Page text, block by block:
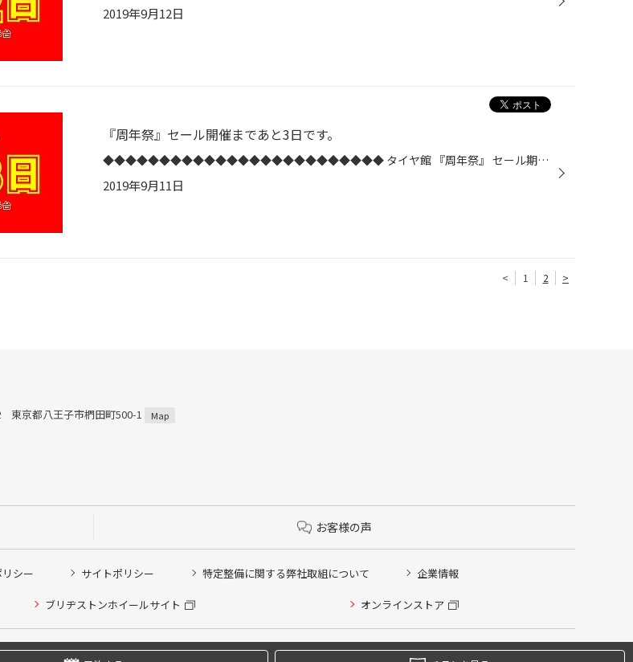
2019年9月12日
『周年祭』セール開催まであと3日です。
◆◆◆◆◆◆◆◆◆◆◆◆◆◆◆◆◆◆◆◆◆◆◆◆◆ タイヤ館 『周年祭』 セール期間：9月14日(土)～9月30日(月)◆◆◆◆◆◆◆◆◆◆◆◆◆◆◆◆◆◆◆◆◆◆◆◆◆ いつも当店をご愛顧いただき、誠にありがとうございます。この度、日頃の感謝を込めて『周年祭』を開催いたします。周年祭限定特典《ご来店プレゼント》《ご購入プレゼ...
2019年9月11日
< 1 2 >
東京都八王子市椚田町500-1 Map
お客様の声
シー サイトポリシー 特定整備に関する弊社取組について 企業情報
ブリヂストンホイールサイト オンラインストア
© 2024 Bridgestone Retail Co.,Ltd. All rights Reserved.
員の方はこちらを選択ください
ません